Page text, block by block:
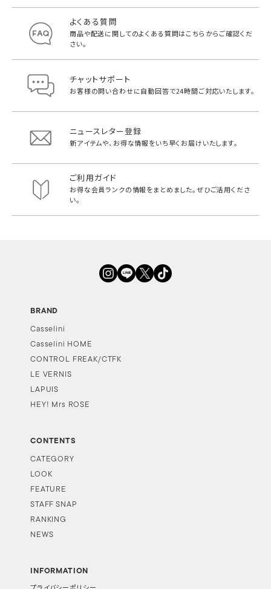
よくある質問
商品や配送に関してのよくある質問はこちらからご確認くだ
さい。
チャットサポート
お客様の問い合わせに自動回答で24時間ご対応いたします。
ニュースレター登録
新アイテムや、お得な情報をいち早く お届けいたします。
ご利用ガイド
お得な会員ランクの情報をまとめました。ぜひご活用くださ
い。
BRAND
Casselini
Casselini HOME
CONTROL FREAK/CTFK
LE VERNIS
LAPUIS
HEY! Mrs ROSE
CONTENTS
CATEGORY
LOOK
FEATURE
STAFF SNAP
RANKING
NEWS
INFORMATION